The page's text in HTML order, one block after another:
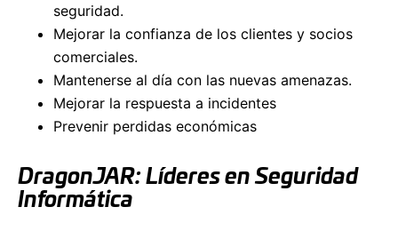
seguridad.
Mejorar la confianza de los clientes y socios
comerciales.
Mantenerse al día con las nuevas amenazas.
Mejorar la respuesta a incidentes
Prevenir perdidas económicas
DragonJAR: Líderes en Seguridad
Informática